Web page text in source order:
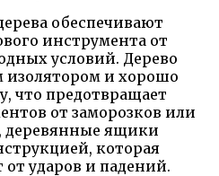
обеспечивают
инструмента от
условий. Дерево
изолятором и хорошо
что предотвращает
от заморозков или
деревянные ящики
которая
ударов и падений.